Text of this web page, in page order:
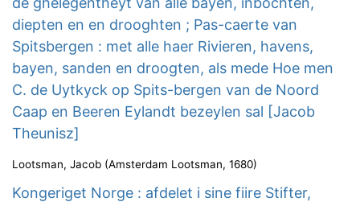
diepten en en drooghten ; Pas-caerte van
Spitsbergen : met alle haer Rivieren, havens,
bayen, sanden en droogten, als mede Hoe men
C. de Uytkyck op Spits-bergen van de Noord
Caap en Beeren Eylandt bezeylen sal [Jacob
Theunisz]
Lootsman, Jacob (Amsterdam Lootsman, 1680)
Kongeriget Norge : afdelet i sine fiire Stifter,